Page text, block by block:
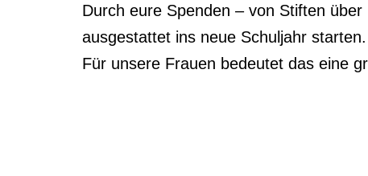
Durch eure Spenden – von Stiften
ausgestattet ins neue Schuljahr starten.
Für unsere Frauen bedeutet das eine